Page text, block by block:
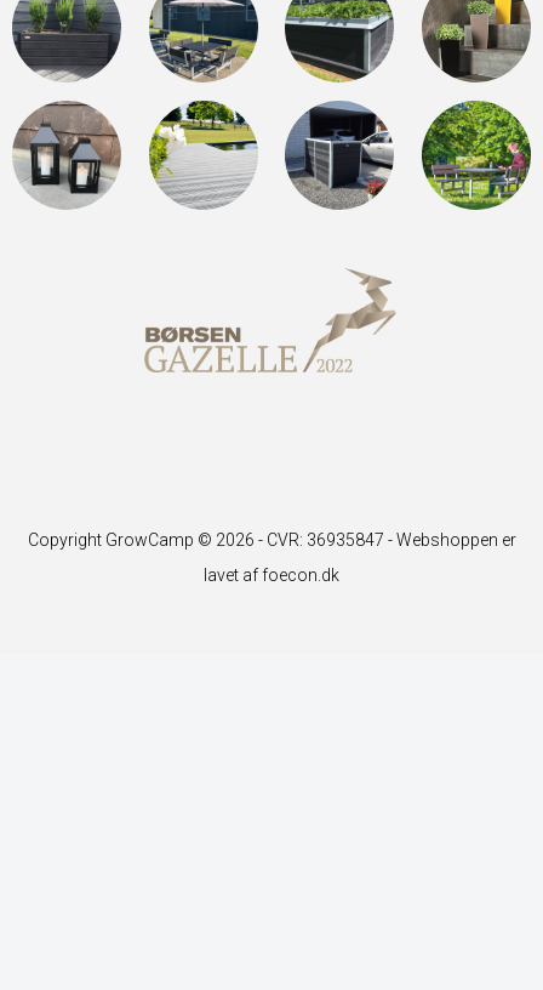
Copyright GrowCamp © 2026 - CVR: 36935847 -Webshoppen er
lavet af foecon.dk